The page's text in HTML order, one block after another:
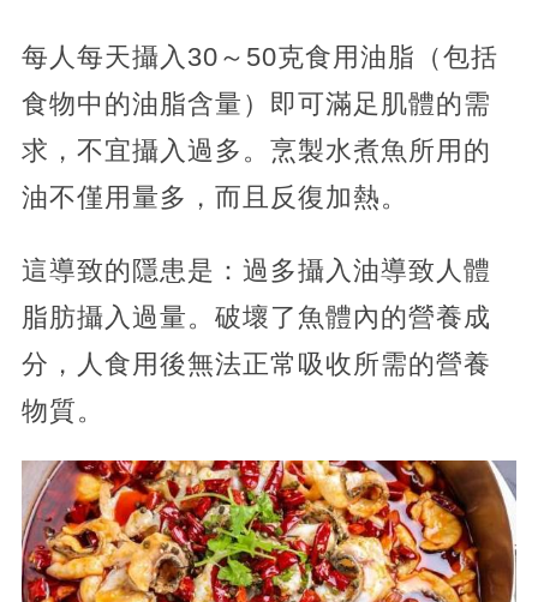
每人每天攝入30～50克食用油脂（包括
食物中的油脂含量）即可滿足肌體的需
求，不宜攝入過多。烹製水煮魚所用的
油不僅用量多，而且反復加熱。
這導致的隱患是：過多攝入油導致人體
脂肪攝入過量。破壞了魚體內的營養成
分，人食用後無法正常吸收所需的營養
物質。